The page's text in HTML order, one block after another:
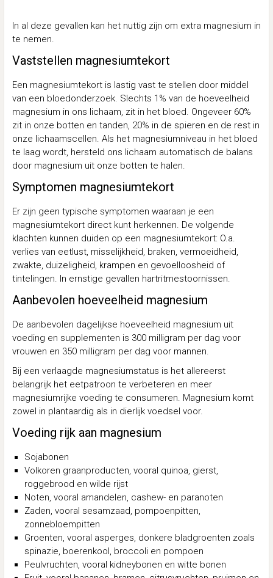
In al deze gevallen kan het nuttig zijn om extra magnesium in
te nemen.
Vaststellen magnesiumtekort
Een magnesiumtekort is lastig vast te stellen door middel
van een bloedonderzoek. Slechts 1% van de hoeveelheid
magnesium in ons lichaam, zit in het bloed. Ongeveer 60%
zit in onze botten en tanden, 20% in de spieren en de rest in
onze lichaamscellen. Als het magnesiumniveau in het bloed
te laag wordt, hersteld ons lichaam automatisch de balans
door magnesium uit onze botten te halen.
Symptomen magnesiumtekort
Er zijn geen typische symptomen waaraan je een
magnesiumtekort direct kunt herkennen. De volgende
klachten kunnen duiden op een magnesiumtekort: O.a.
verlies van eetlust, misselijkheid, braken, vermoeidheid,
zwakte, duizeligheid, krampen en gevoelloosheid of
tintelingen. In ernstige gevallen hartritmestoornissen.
Aanbevolen hoeveelheid magnesium
De aanbevolen dagelijkse hoeveelheid magnesium uit
voeding en supplementen is 300 milligram per dag voor
vrouwen en 350 milligram per dag voor mannen.
Bij een verlaagde magnesiumstatus is het allereerst
belangrijk het eetpatroon te verbeteren en meer
magnesiumrijke voeding te consumeren. Magnesium komt
zowel in plantaardig als in dierlijk voedsel voor.
Voeding rijk aan magnesium
Sojabonen
Volkoren graanproducten, vooral quinoa, gierst,
roggebrood en wilde rijst
Noten, vooral amandelen, cashew- en paranoten
Zaden, vooral sesamzaad, pompoenpitten,
zonnebloempitten
Groenten, vooral asperges, donkere bladgroenten zoals
spinazie, boerenkool, broccoli en pompoen
Peulvruchten, vooral kidneybonen en witte bonen